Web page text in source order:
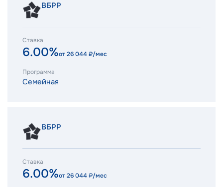
ВБРР
Ставка
6.00%от26 044₽/мес
Программа
Семейная
ВБРР
Ставка
6.00%от26 044₽/мес